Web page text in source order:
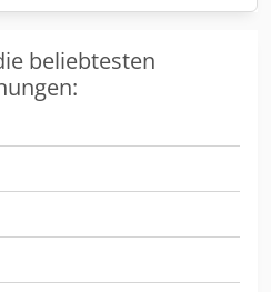
beliebtesten